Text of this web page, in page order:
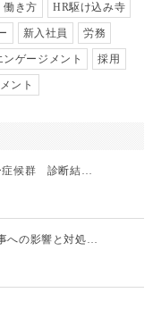
働き方 HR駆け込み寺
新入社員 労務
ンゲージメント 採用
ント
症候群 診断結…
への影響と対処…